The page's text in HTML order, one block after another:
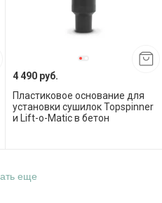
4 490 руб.
Пластиковое основание для
установки сушилок Topspinner
и Lift-o-Matic в бетон
еще